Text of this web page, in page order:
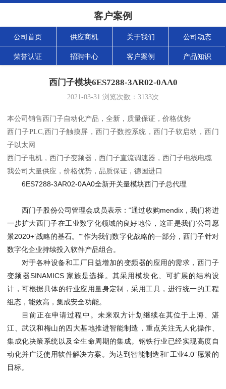
客户案例
公司首页 供应商机 关于我们 公司动态
荣誉认证 招聘中心 客户案例 产品知识
西门子模块6ES7288-3AR02-0AA0
2021-03-31 浏览次数： 3133次
本公司销售西门子自动化产品，全新，质量保证，价格优势
西门子PLC,西门子触摸屏，西门子数控系统，西门子软启动，西门
子以太网
西门子电机，西门子变频器，西门子直流调速器，西门子电线电缆
我公司大量供应，价格优势，品质保证，德国进口
6ES7288-3AR02-0AA0全新开关量模块西门子总代理
西门子股份公司管理会成员表示：“通过收购mendix，我们将进
一步扩大西门子在工业数字化领域的良好地位，这正是我们‘公司愿
景2020+’战略的基石。”“作为我们数字化战略的一部分，西门子针对
数字化企业持续投入软件产品组合。
对于各种设备和工厂日益增加的变频器的应用的需求，西门子
变频器SINAMICS 家族是选择。其采用模块化、可扩展的结构设
计，可根据具体的行业应用量身定制，采用工具，进行统一的工程
组态，能效高，集成安全功能。
目前正在申请过程中。未来双方计划继续在其位于上海、湛
江、武汉和梅山的四大基地推进智能制造，重点关注无人化操作、
集成化决策系统以及全生命周期的集成。钢铁行业已经实现高度自
动化并广泛使用软件解决方案。为达到智能制造和“工业4.0”愿景的
目标。